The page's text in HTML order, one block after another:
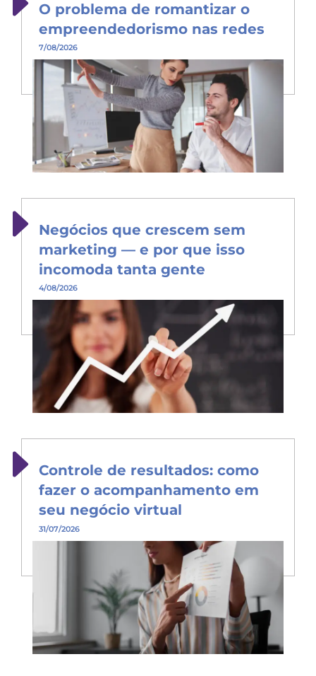
O problema de romantizar o
empreendedorismo nas redes
7/08/2026
Negócios que crescem sem
marketing — e por que isso
incomoda tanta gente
4/08/2026
Controle de resultados: como
fazer o acompanhamento em
seu negócio virtual
31/07/2026